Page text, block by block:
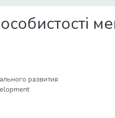
развития